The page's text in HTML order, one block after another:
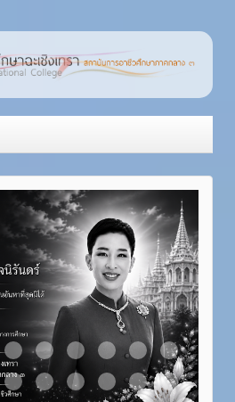
4 Item 5 Item 6 Item 7 Item 8Item 9Item 10
14Item 15Item 16 Item 17Item 18Item 19Item 20